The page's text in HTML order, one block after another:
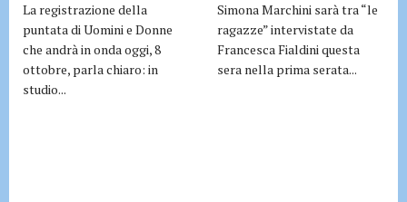
La registrazione della
puntata di Uomini e Donne
che andrà in onda oggi, 8
ottobre, parla chiaro: in
studio...
Simona Marchini sarà tra “le
ragazze” intervistate da
Francesca Fialdini questa
sera nella prima serata...